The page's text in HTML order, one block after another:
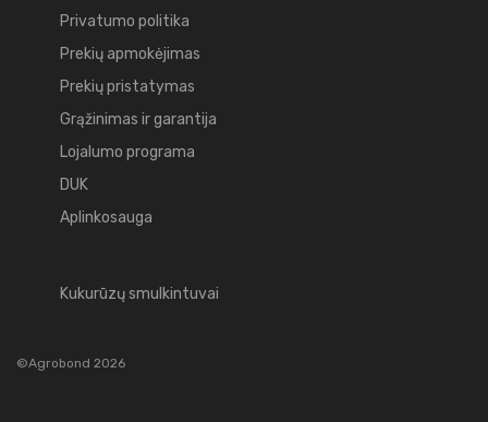
Privatumo politika
Prekių apmokėjimas
Prekių pristatymas
Grąžinimas ir garantija
Lojalumo programa
DUK
Aplinkosauga
Kukurūzų smulkintuvai
©Agrobond 2026